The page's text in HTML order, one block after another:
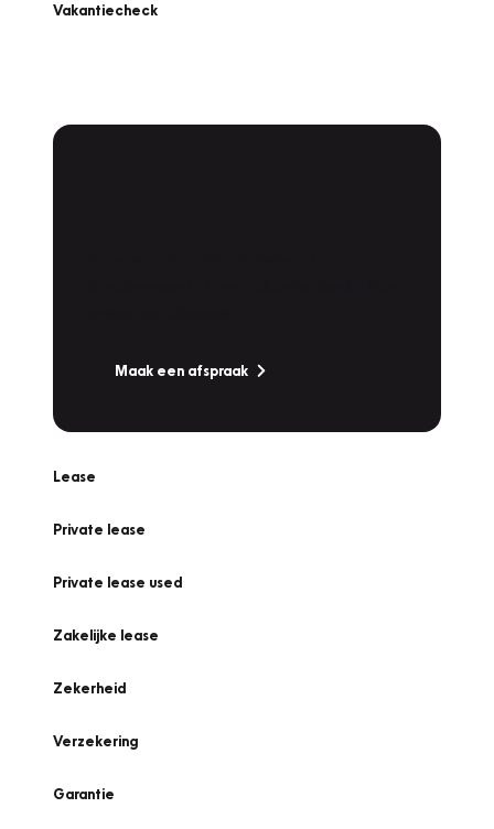
Vakantiecheck
Maak een afspraak
Lease
Private lease
Private lease used
Zakelijke lease
Zekerheid
Verzekering
Garantie